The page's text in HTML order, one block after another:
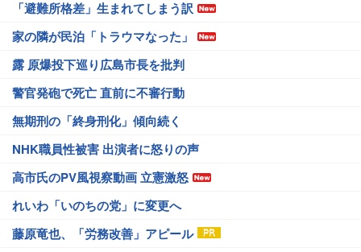
「避難所格差」生まれてしまう訳
家の隣が民泊「トラウマなった」
露 原爆投下巡り広島市長を批判
警官発砲で死亡 直前に不審行動
無期刑の「終身刑化」傾向続く
NHK職員性被害 出演者に怒りの声
高市氏のPV風視察動画 立憲激怒
れいわ「いのちの党」に変更へ
藤原竜也、「労務改善」アピール